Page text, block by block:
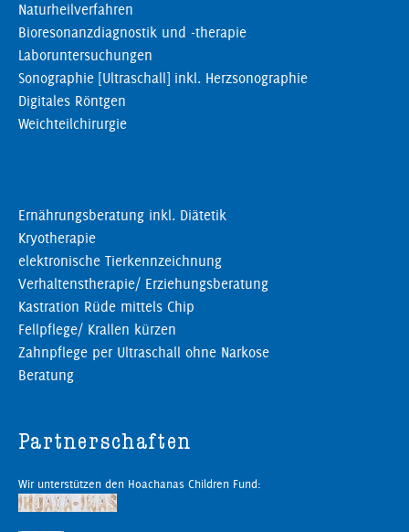
Naturheilverfahren
Bioresonanzdiagnostik und -therapie
Laboruntersuchungen
Sonographie [Ultraschall] inkl. Herzsonographie
Digitales Röntgen
Weichteilchirurgie
Ernährungsberatung inkl. Diätetik
Kryotherapie
elektronische Tierkennzeichnung
Verhaltenstherapie/ Erziehungsberatung
Kastration Rüde mittels Chip
Fellpflege/ Krallen kürzen
Zahnpflege per Ultraschall ohne Narkose
Beratung
Partnerschaften
Wir unterstützen den Hoachanas Children Fund: